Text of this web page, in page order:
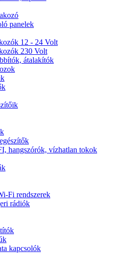
panelek
12 - 24 Volt
230 Volt
átalakítók
hangszórók, vízhatlan tokok
Fi rendszerek
rádiók
kapcsolók